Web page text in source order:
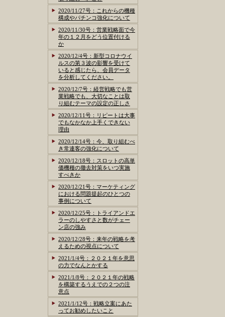
2020/11/27号：これからの機種
構成やパチンコ強化について
2020/11/30号：営業戦略面で今
年の１２月をどう位置付ける
か
2020/12/4号：新型コロナウイ
ルスの第３波の影響を受けて
いると感じたら、会員データ
を分析してください。
2020/12/7号：経営戦略でも営
業戦略でも、大切なことは取
り組むテーマの設定の正しさ
2020/12/11号：リピートは大事
でもなかなか上手くできない
理由
2020/12/14号：今、取り組むべ
き常連客の強化について
2020/12/18号：スロットの高単
価機種の撤去対策をいつ実施
すべきか
2020/12/21号：マーケティング
における問題提起のひとつの
事例について
2020/12/25号：トライアンドエ
ラーのしやすさと数がチェー
ン店の強み
2020/12/28号：来年の戦略を考
えるための視点について
2021/1/4号：２０２１年を意思
の力でなんとかする
2021/1/8号：２０２１年の戦略
を構築するうえでの２つの注
意点
2021/1/12号：戦略立案にあた
ってお勧めしたいこと